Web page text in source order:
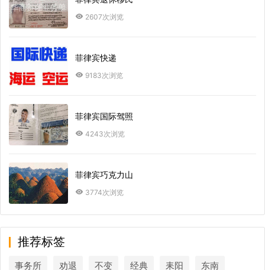
2607次浏览
菲律宾快递
9183次浏览
菲律宾国际驾照
4243次浏览
菲律宾巧克力山
3774次浏览
推荐标签
事务所 劝退 不变 经典 耒阳 东南